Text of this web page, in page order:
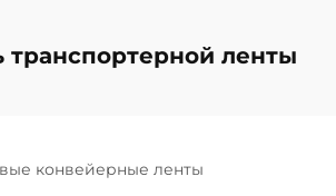
транспортерной ленты
конвейерные ленты